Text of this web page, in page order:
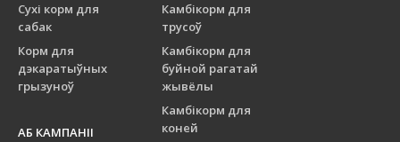
Сухі корм для
сабак
Корм для
дэкаратыўных
грызуноў
Камбікорм для
трусоў
Камбікорм для
буйной рагатай
жывёлы
Камбікорм для
коней
АБ КАМПАНІІ